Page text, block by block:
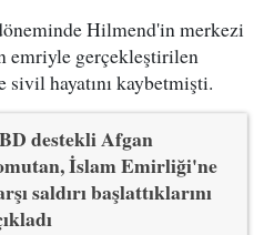
Hilmend'in merkezi
emriyle gerçekleştirilen
sivil hayatını kaybetmişti.
destekli Afgan
İslam Emirliği'ne
saldırı başlattıklarını